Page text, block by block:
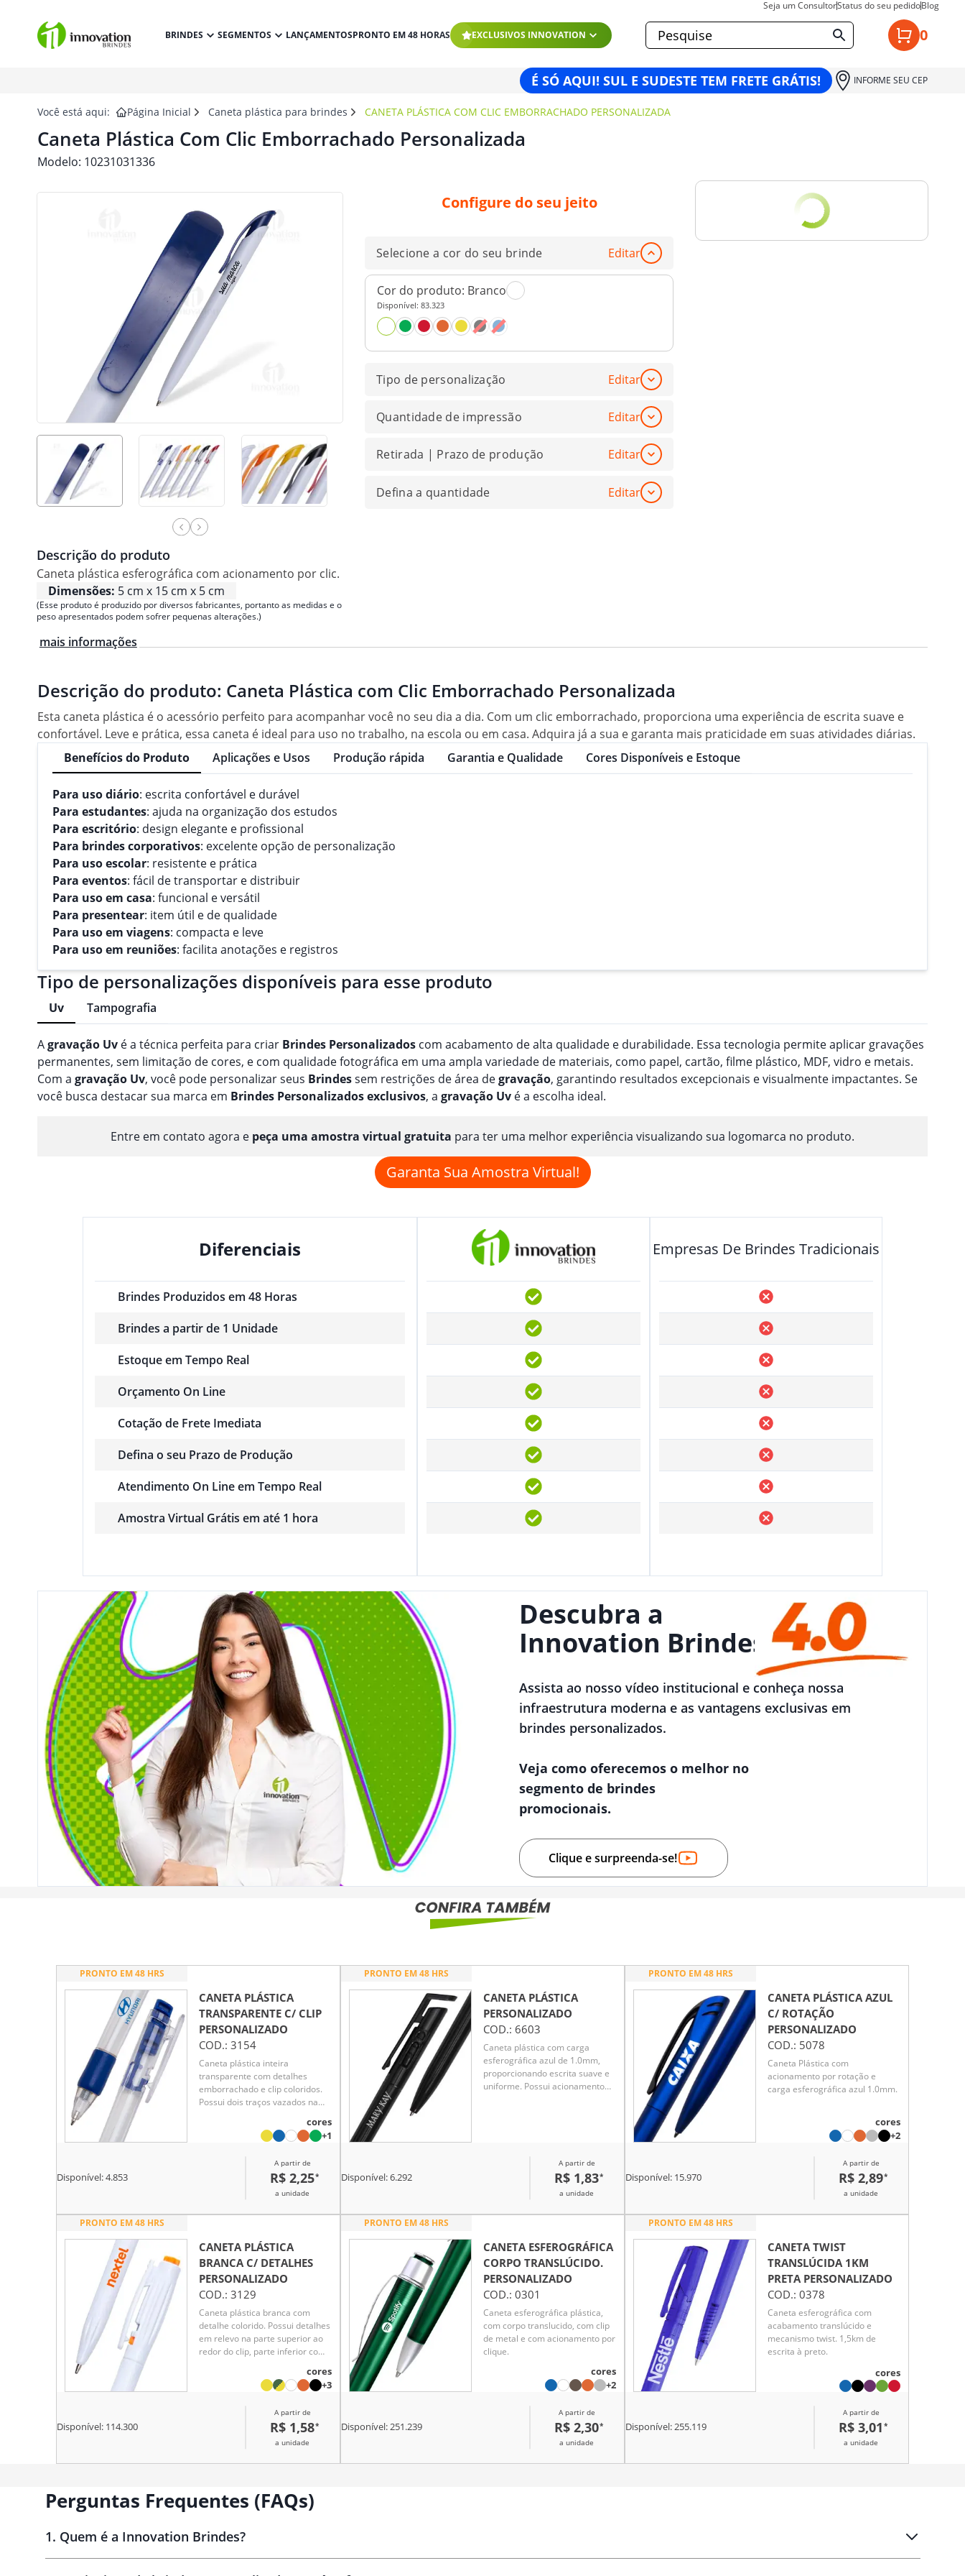
Seja um ConsultorStatus do seu pedidoBlog
BRINDES SEGMENTOS LANÇAMENTOSPRONTO EM 48 HORAS EXCLUSIVOS INNOVATION 0
É SÓ AQUI! SUL E SUDESTE TEM FRETE GRÁTIS! INFORME SEU CEP
Você está aqui: Página Inicial Caneta plástica para brindes CANETA PLÁSTICA COM CLIC EMBORRACHADO PERSONALIZADA
Caneta Plástica Com Clic Emborrachado Personalizada
Modelo: 10231031336
Descrição do produto
Caneta plástica esferográfica com acionamento por clic.
Dimensões: 5 cm x 15 cm x 5 cm
(Esse produto é produzido por diversos fabricantes, portanto as medidas e o
peso apresentados podem sofrer pequenas alterações.)
Configure do seu jeito
Selecione a cor do seu brinde Editar
Cor do produto: Branco
Disponível: 83.323
Tipo de personalização Editar
Quantidade de impressão Editar
Retirada | Prazo de produção Editar
Defina a quantidade Editar
mais informações
Descrição do produto: Caneta Plástica com Clic Emborrachado Personalizada
Esta caneta plástica é o acessório perfeito para acompanhar você no seu dia a dia. Com um clic emborrachado, proporciona uma experiência de escrita suave e
confortável. Leve e prática, essa caneta é ideal para uso no trabalho, na escola ou em casa. Adquira já a sua e garanta mais praticidade em suas atividades diárias.
Benefícios do Produto
Aplicações e Usos Produção rápida Garantia e Qualidade Cores Disponíveis e Estoque
Para uso diário: escrita confortável e durável
Para estudantes: ajuda na organização dos estudos
Para escritório: design elegante e profissional
Para brindes corporativos: excelente opção de personalização
Para uso escolar: resistente e prática
Para eventos: fácil de transportar e distribuir
Para uso em casa: funcional e versátil
Para presentear: item útil e de qualidade
Para uso em viagens: compacta e leve
Para uso em reuniões: facilita anotações e registros
Tipo de personalizações disponíveis para esse produto
Uv Tampografia
Agravação Uv é a técnica perfeita para criar Brindes Personalizados com acabamento de alta qualidade e durabilidade. Essa tecnologia permite aplicar gravações
permanentes, sem limitação de cores, e com qualidade fotográfica em uma ampla variedade de materiais, como papel, cartão, filme plástico, MDF, vidro e metais.
Com a gravação Uv, você pode personalizar seus Brindessem restrições de área degravação, garantindo resultados excepcionais e visualmente impactantes. Se
você busca destacar sua marca em Brindes Personalizadosexclusivos, a gravação Uv é a escolha ideal.
Entre em contato agora e peça uma amostra virtual gratuita para ter uma melhor experiência visualizando sua logomarca no produto.
Garanta Sua Amostra Virtual!
Diferenciais
Brindes Produzidos em 48 Horas
Brindes a partir de 1 Unidade
Estoque em Tempo Real
Orçamento On Line
Cotação de Frete Imediata
Defina o seu Prazo de Produção
Atendimento On Line em Tempo Real
Amostra Virtual Grátis em até 1 hora
Empresas De Brindes Tradicionais
Descubra a
Innovation Brindes
Assista ao nosso vídeo institucional e conheça nossa
infraestrutura moderna e as vantagens exclusivas em
brindes personalizados.
Veja como oferecemos o melhor no
segmento de brindes
promocionais.
Clique e surpreenda-se!
PRONTO EM 48 HRS
CANETA PLÁSTICA
TRANSPARENTE C/ CLIP
PERSONALIZADO
COD.: 3154
Caneta plástica inteira
transparente com detalhes
emborrachado e clip coloridos.
Possui dois traços vazados na
detalhes em relevo. Aciona por
clique, para destravar bastar
cores
+1
Disponível:4.853
A partir de
R$ 2,25*
a unidade
PRONTO EM 48 HRS
CANETA PLÁSTICA
PERSONALIZADO
COD.: 6603
Caneta plástica com carga
esferográfica azul de 1.0mm,
proporcionando escrita suave e
uniforme. Possui acionamento
design moderno e funcional a
torna ideal para anotações,
estudos e trabalho. Perfeita para
promocional.
Disponível:6.292
A partir de
R$ 1,83*
a unidade
PRONTO EM 48 HRS
CANETA PLÁSTICA AZUL
C/ ROTAÇÃO
PERSONALIZADO
COD.: 5078
Caneta Plástica com
acionamento por rotação e
carga esferográfica azul 1.0mm.
cores
+2
Disponível: 15.970
A partir de
R$ 2,89*
a unidade
PRONTO EM 48 HRS
CANETA PLÁSTICA
BRANCA C/ DETALHES
PERSONALIZADO
COD.: 3129
Caneta plástica branca com
detalhe colorido. Possui detalhes
em relevo na parte superior ao
redor do clip, parte inferior com
clique e para destravar basta
apertar a parte inferior do clip.
cores
+3
Disponível: 114.300
A partir de
R$ 1,58*
a unidade
PRONTO EM 48 HRS
CANETA ESFEROGRÁFICA
CORPO TRANSLÚCIDO.
PERSONALIZADO
COD.: 0301
Caneta esferográfica plástica,
com corpo translucido, com clip
de metal e com acionamento por
clique.
cores
+2
Disponível:251.239
A partir de
R$ 2,30*
a unidade
PRONTO EM 48 HRS
CANETA TWIST
TRANSLÚCIDA 1KM
PRETA PERSONALIZADO
COD.: 0378
Caneta esferográfica com
acabamento translúcido e
mecanismo twist. 1,5km de
escrita à preto.
cores
Disponível:255.119
A partir de
R$ 3,01 *
a unidade
Perguntas Frequentes (FAQs)
1. Quem é a Innovation Brindes?